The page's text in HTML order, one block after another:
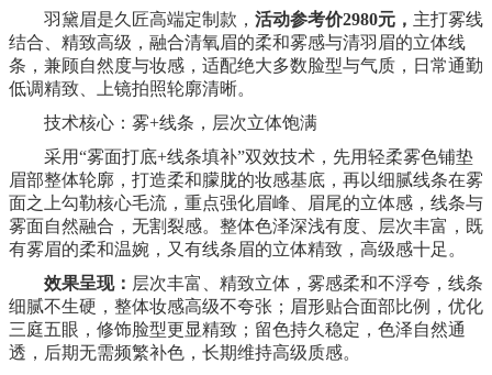
羽黛眉是久匠高端定制款， 活动参考价2980元 ， 主打雾线
结合、精致高级，融合清氧眉的柔和雾感与清羽眉的立体线
条，兼顾自然度与妆感，适配绝大多数脸型与气质，日常通勤
低调精致、上镜拍照轮廓清晰。
技术核心：雾+线条，层次立体饱满
采用“雾面打底+线条填补”双效技术，先用轻柔雾色铺垫
眉部整体轮廓，打造柔和朦胧的妆感基底，再以细腻线条在雾
面之上勾勒核心毛流，重点强化眉峰、眉尾的立体感，线条与
雾面自然融合，无割裂感。整体色泽深浅有度、层次丰富，既
有雾眉的柔和温婉，又有线条眉的立体精致，高级感十足。
效果呈现： 层次丰富、精致立体，雾感柔和不浮夸，线条
细腻不生硬，整体妆感高级不夸张；眉形贴合面部比例，优化
三庭五眼，修饰脸型更显精致；留色持久稳定，色泽自然通
透，后期无需频繁补色，长期维持高级质感。